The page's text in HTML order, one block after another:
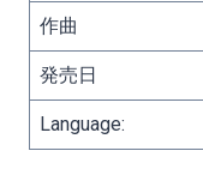
作曲
発売日
Language: